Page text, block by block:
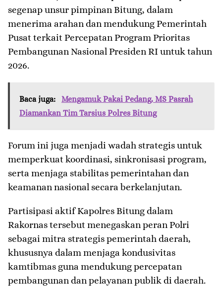
segenap unsur pimpinan Bitung, dalam
menerima arahan dan mendukung Pemerintah
Pusat terkait Percepatan Program Prioritas
Pembangunan Nasional Presiden RI untuk tahun
2026.
Baca juga:
Mengamuk Pakai Pedang, MS Pasrah
Diamankan Tim Tarsius Polres Bitung
Forum ini juga menjadi wadah strategis untuk
memperkuat koordinasi, sinkronisasi program,
serta menjaga stabilitas pemerintahan dan
keamanan nasional secara berkelanjutan.
Partisipasi aktif Kapolres Bitung dalam
Rakornas tersebut menegaskan peran Polri
sebagai mitra strategis pemerintah daerah,
khususnya dalam menjaga kondusivitas
kamtibmas guna mendukung percepatan
pembangunan dan pelayanan publik di daerah.